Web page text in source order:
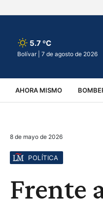
5.7 ºC
Bolívar | 7 de agosto de 2026
AHORA MISMO
VIRALES ACCIDENTES
8 de mayo de 2026
POLÍTICA
Frente